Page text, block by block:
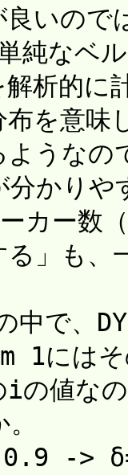
いので
純なベ
析的に
を意味
ような
分かりや
カー数
」も、
で、
にはそ
iの値な
->